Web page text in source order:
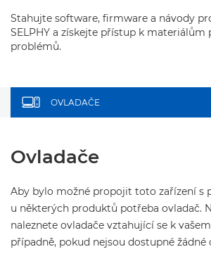
Stahujte software, firmware a návody
SELPHY a získejte přístup k materiálům
problémů.
OVLADAČE
Ovladače
Aby bylo možné propojit toto zařízení s
u některých produktů potřeba ovladač.
naleznete ovladače vztahující se k
případně, pokud nejsou dostupné žádné